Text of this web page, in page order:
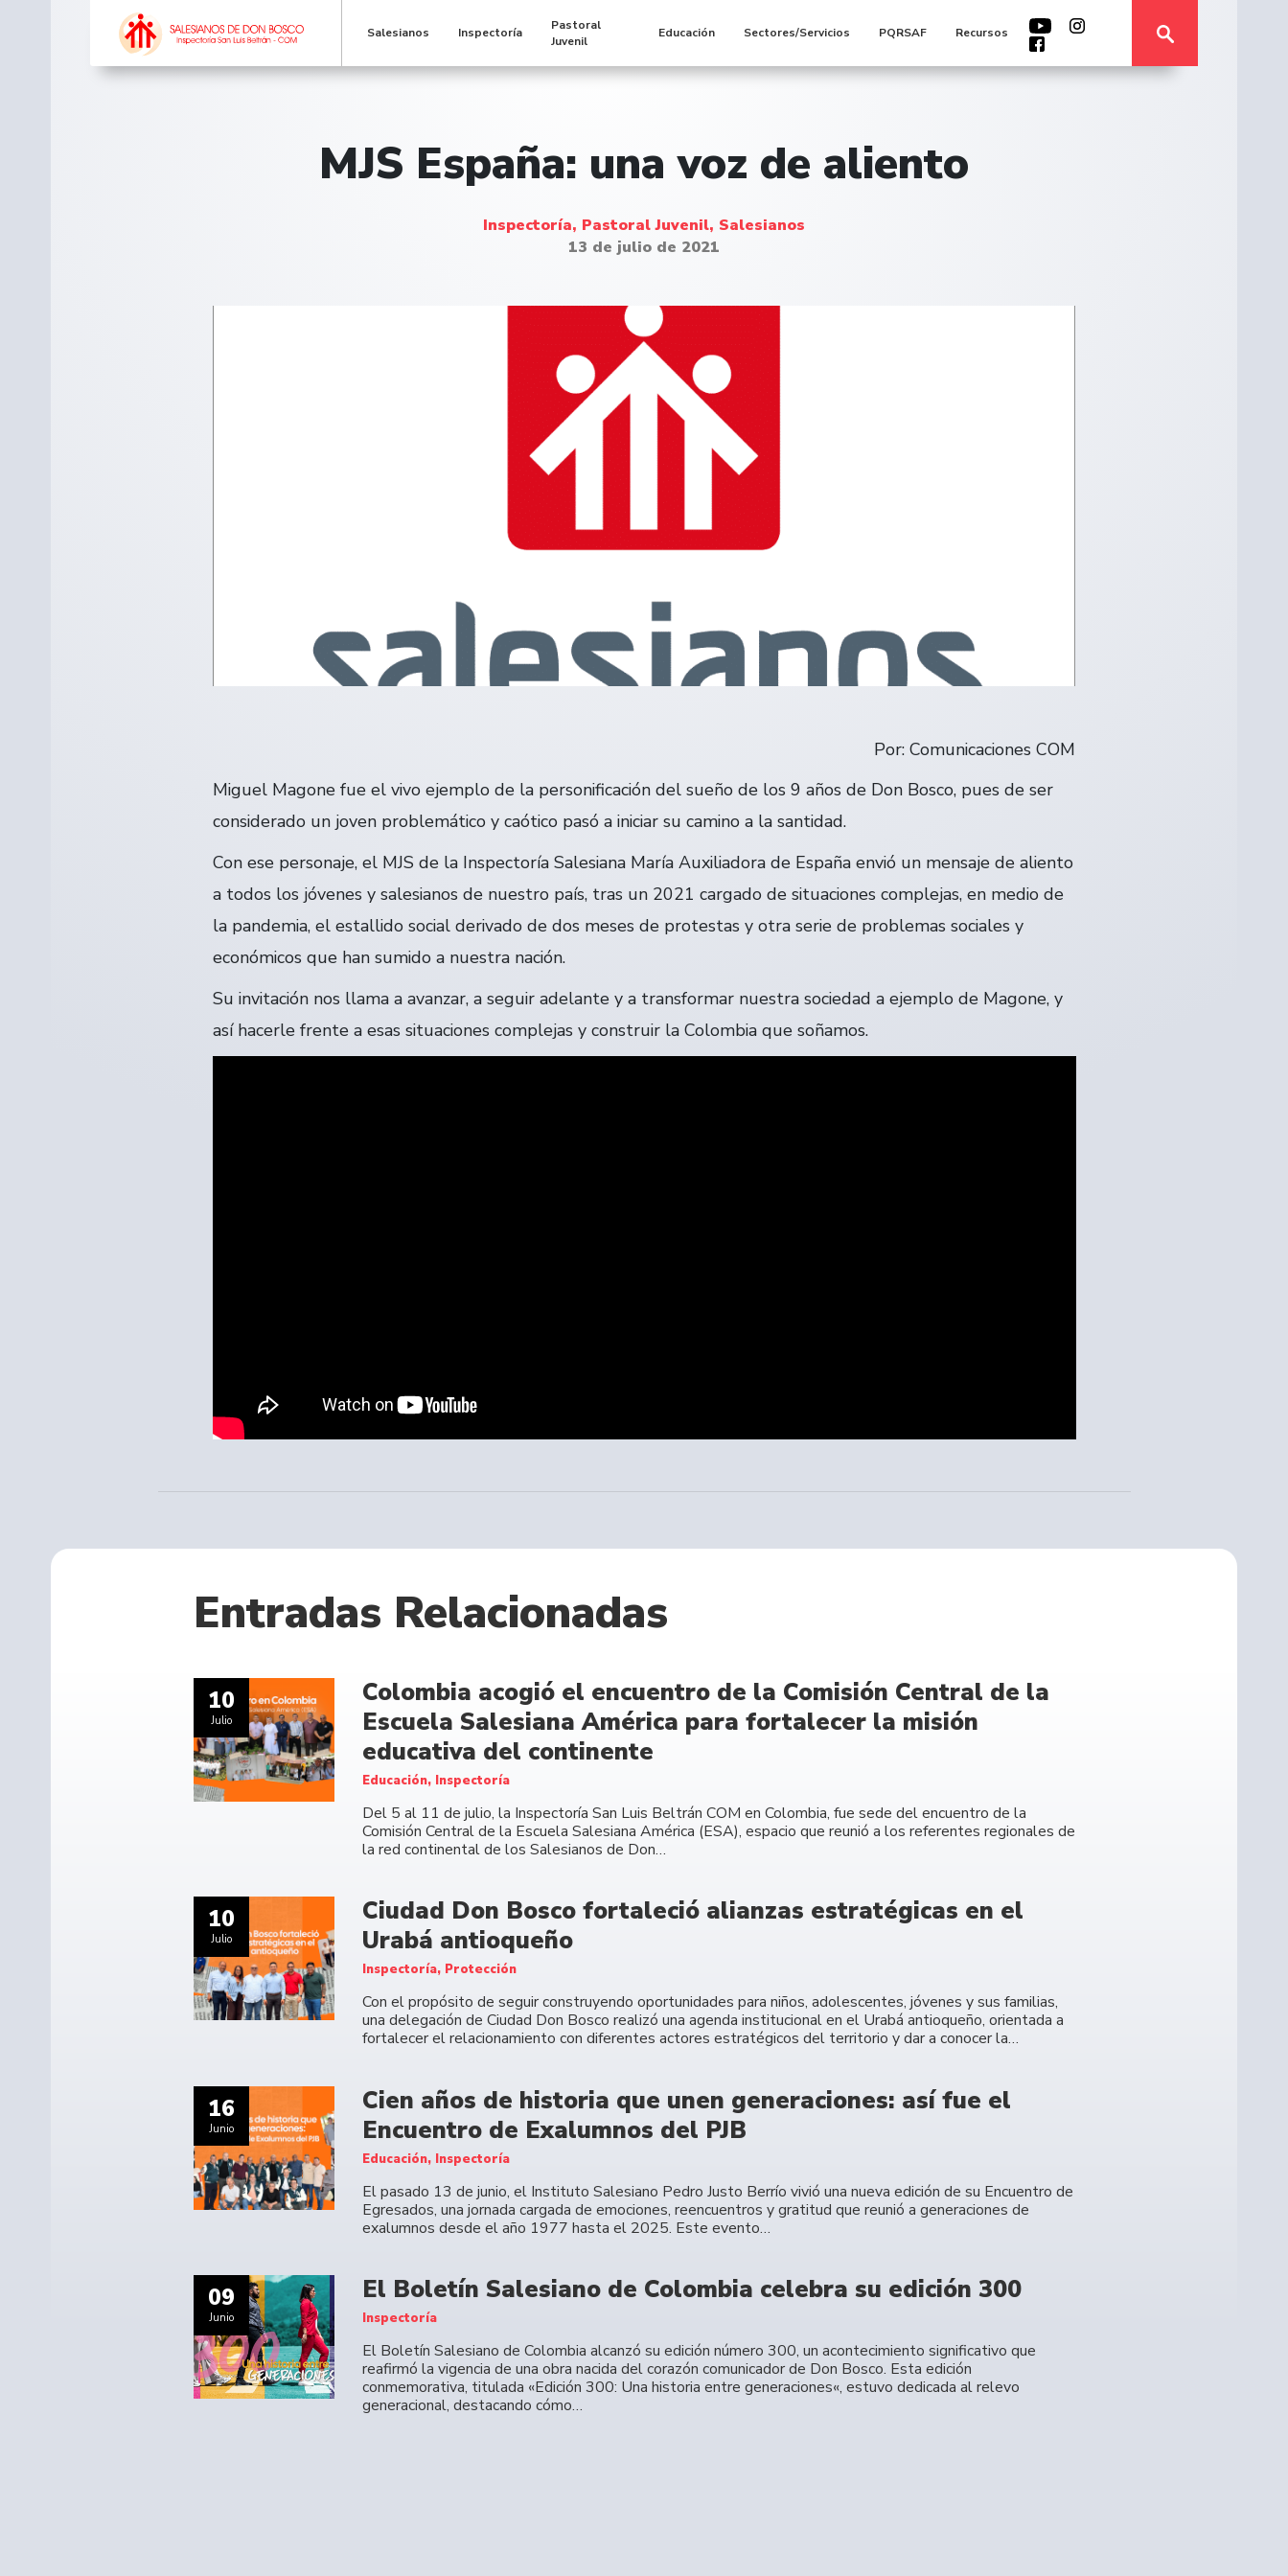
Salesianos Inspectoría
Pastoral
Juvenil
Educación Sectores/Servicios PQRSAF Recursos
MJS España: una voz de aliento
Inspectoría, Pastoral Juvenil, Salesianos
13 de julio de 2021
Por: Comunicaciones COM
Miguel Magone fue el vivo ejemplo de la personificación del sueño de los 9 años de Don Bosco, pues de ser
considerado un joven problemático y caótico pasó a iniciar su camino a la santidad.
Con ese personaje, el MJS de la Inspectoría Salesiana María Auxiliadora de España envió un mensaje de aliento
a todos los jóvenes y salesianos de nuestro país, tras un 2021 cargado de situaciones complejas, en medio de
la pandemia, el estallido social derivado de dos meses de protestas y otra serie de problemas sociales y
económicos que han sumido a nuestra nación.
Su invitación nos llama a avanzar, a seguir adelante y a transformar nuestra sociedad a ejemplo de Magone, y
así hacerle frente a esas situaciones complejas y construir la Colombia que soñamos.
Entradas Relacionadas
10
Julio
Colombia acogió el encuentro de la Comisión Central de la
Escuela Salesiana América para fortalecer la misión
educativa del continente
Educación, Inspectoría
Del 5 al 11 de julio, la Inspectoría San Luis Beltrán COM en Colombia, fue sede del encuentro de la
Comisión Central de la Escuela Salesiana América (ESA), espacio que reunió a los referentes regionales de
la red continental de los Salesianos de Don…
10
Julio
Ciudad Don Bosco fortaleció alianzas estratégicas en el
Urabá antioqueño
Inspectoría, Protección
Con el propósito de seguir construyendo oportunidades para niños, adolescentes, jóvenes y sus familias,
una delegación de Ciudad Don Bosco realizó una agenda institucional en el Urabá antioqueño, orientada a
fortalecer el relacionamiento con diferentes actores estratégicos del territorio y dar a conocer la…
16
Junio
Cien años de historia que unen generaciones: así fue el
Encuentro de Exalumnos del PJB
Educación, Inspectoría
El pasado 13 de junio, el Instituto Salesiano Pedro Justo Berrío vivió una nueva edición de su Encuentro de
Egresados, una jornada cargada de emociones, reencuentros y gratitud que reunió a generaciones de
exalumnos desde el año 1977 hasta el 2025. Este evento…
09
Junio
El Boletín Salesiano de Colombia celebra su edición 300
Inspectoría
El Boletín Salesiano de Colombia alcanzó su edición número 300, un acontecimiento significativo que
reafirmó la vigencia de una obra nacida del corazón comunicador de Don Bosco. Esta edición
conmemorativa, titulada «Edición 300: Una historia entre generaciones«, estuvo dedicada al relevo
generacional, destacando cómo…